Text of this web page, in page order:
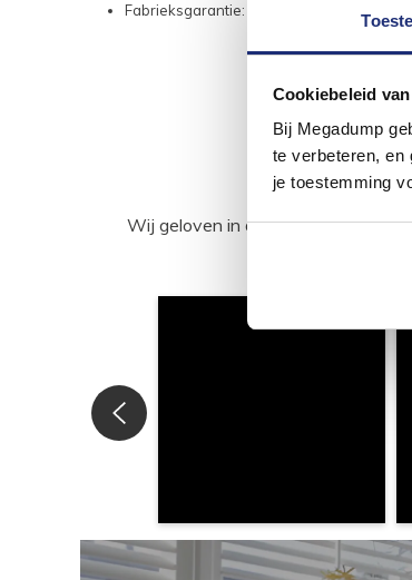
Cookiebeleid
Bij Megadump
te verbeteren, en
je toestemming
Fabrieksgarantie: 5 jaar
Wij geloven in de kracht van